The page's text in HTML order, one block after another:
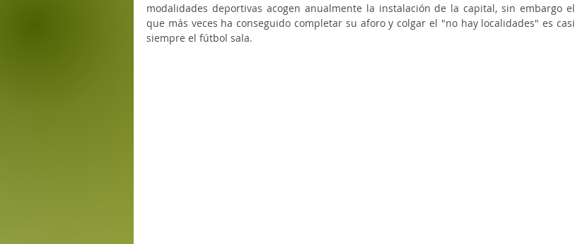
modalidades deportivas acogen anualmente la instalación de la capital, sin embargo el
que más veces ha conseguido completar su aforo y colgar el "no hay localidades" es casi
siempre el fútbol sala.